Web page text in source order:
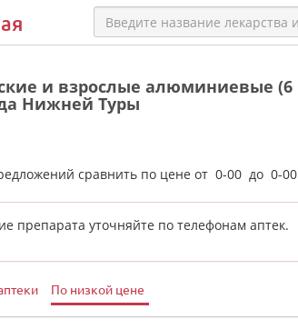
и взрослые алюминиевые (6
Нижней Туры
сравнить по цене от 0-00 до 0-00
препарата уточняйте по телефонам аптек.
По низкой цене